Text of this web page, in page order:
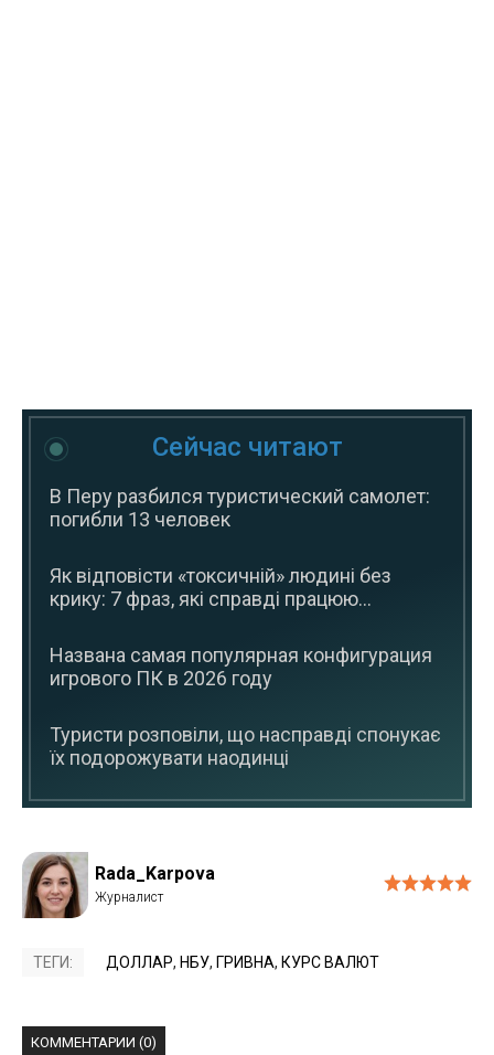
Сейчас читают
В Перу разбился туристический самолет:
погибли 13 человек
Як відповісти «токсичній» людині без
крику: 7 фраз, які справді працюю...
Названа самая популярная конфигурация
игрового ПК в 2026 году
Туристи розповіли, що насправді спонукає
їх подорожувати наодинці
Rada_Karpova
ТЕГИ: ДОЛЛАР, НБУ, ГРИВНА, КУРС ВАЛЮТ
КОММЕНТАРИИ (0)